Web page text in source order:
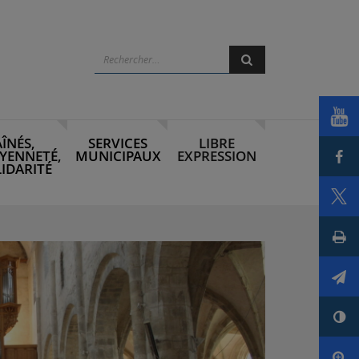
Rechercher
SERVICES
MUNICIPAUX
LIBRE
EXPRESSION